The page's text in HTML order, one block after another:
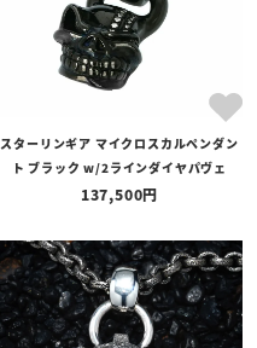
スターリンギア マイクロスカルペンダン
ト ブラック w/2ラインダイヤパヴェ
137,500